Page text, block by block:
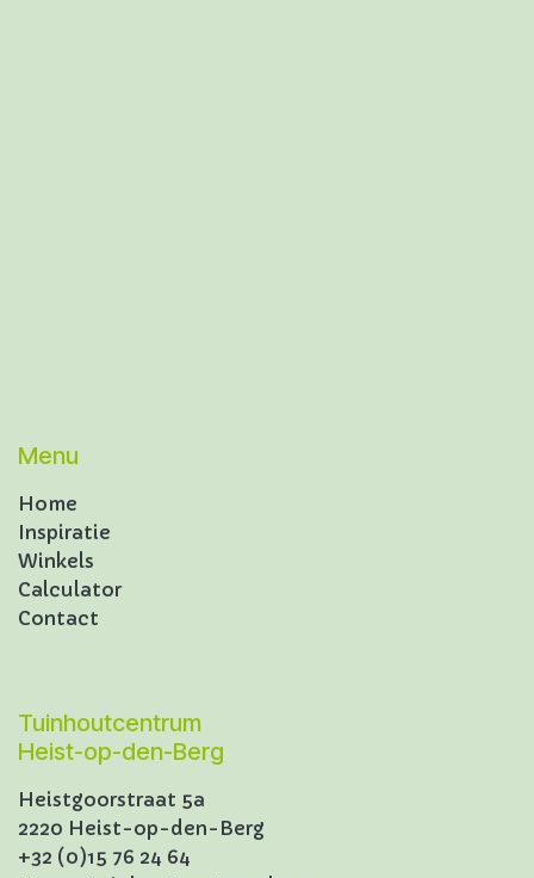
Menu
Home
Inspiratie
Winkels
Calculator
Contact
Tuinhoutcentrum
Heist-op-den-Berg
Heistgoorstraat 5a
2220 Heist-op-den-Berg
+32 (0)15 76 24 64